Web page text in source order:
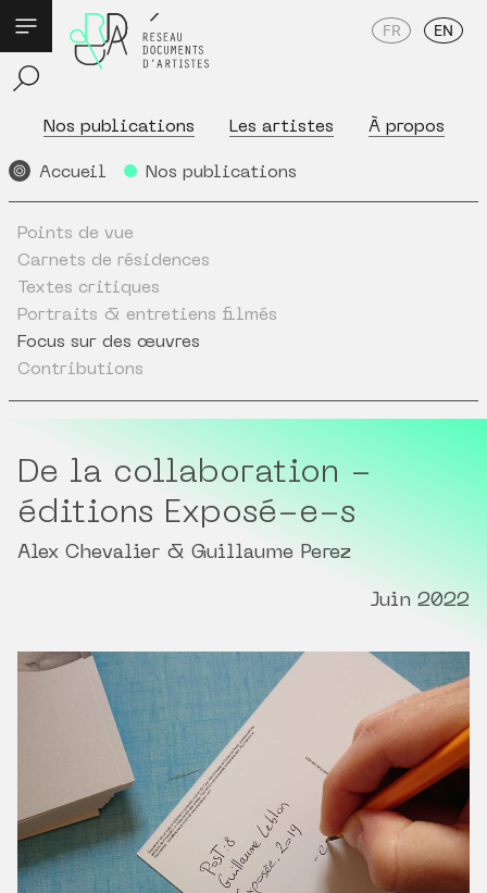
Nos publications Les artistes À propos
FR EN
Accueil Nos publications
Points de vue
Carnets de résidences
Textes critiques
Portraits & entretiens filmés
Focus sur des œuvres
Contributions
De la collaboration -
éditions Exposé-e-s
Alex Chevalier & Guillaume Perez
Juin 2022